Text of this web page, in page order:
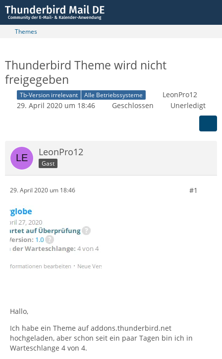
Themes
Thunderbird Theme wird nicht
freigegeben
Tb-Version irrelevant Alle Betriebssysteme
LeonPro12
29. April 2020 um 18:46
Geschlossen Unerledigt
LeonPro12
Gast
29. April 2020 um 18:46 #1
Hallo,
Ich habe ein Theme auf addons.thunderbird.net
hochgeladen, aber schon seit ein paar Tagen bin ich in
Warteschlange 4 von 4.